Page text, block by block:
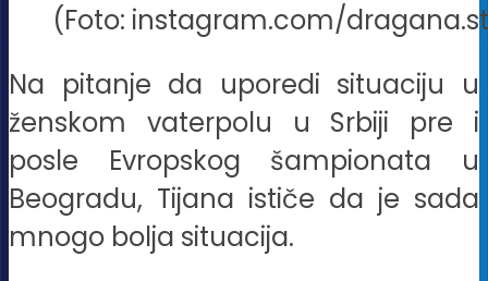
(Foto: instagram.com/
Na pitanje da uporedi situaciju u
ženskom vaterpolu u Srbiji pre i
posle Evropskog šampionata u
Beogradu, Tijana ističe da je sada
mnogo bolja situacija.